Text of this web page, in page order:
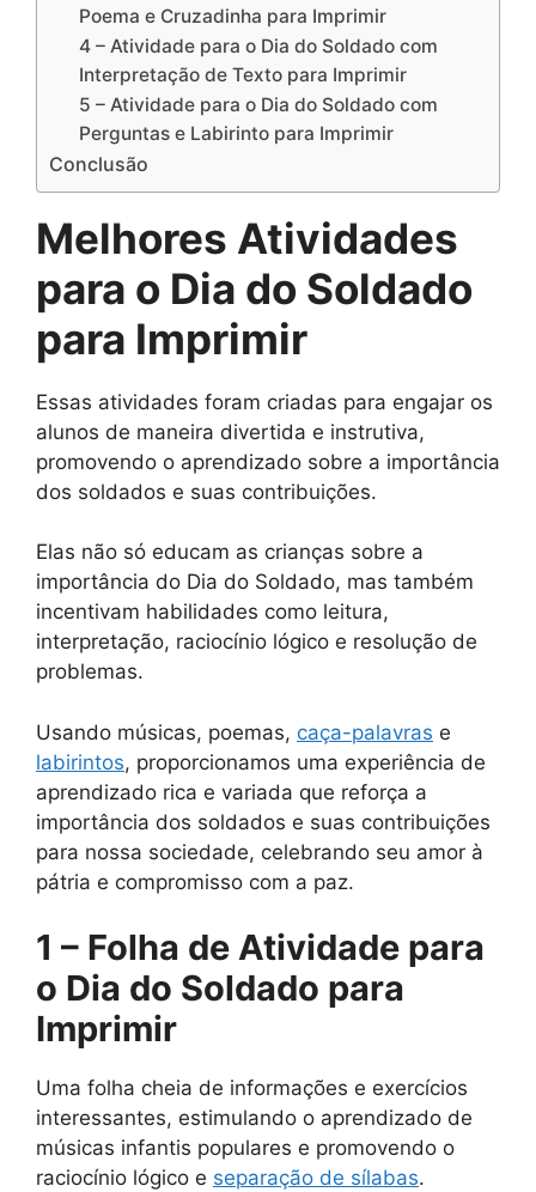
Poema e Cruzadinha para Imprimir
4 – Atividade para o Dia do Soldado com
Interpretação de Texto para Imprimir
5 – Atividade para o Dia do Soldado com
Perguntas e Labirinto para Imprimir
Conclusão
Melhores Atividades
para o Dia do Soldado
para Imprimir
Essas atividades foram criadas para engajar os
alunos de maneira divertida e instrutiva,
promovendo o aprendizado sobre a importância
dos soldados e suas contribuições.
Elas não só educam as crianças sobre a
importância do Dia do Soldado, mas também
incentivam habilidades como leitura,
interpretação, raciocínio lógico e resolução de
problemas.
Usando músicas, poemas, caça-palavras e
labirintos, proporcionamos uma experiência de
aprendizado rica e variada que reforça a
importância dos soldados e suas contribuições
para nossa sociedade, celebrando seu amor à
pátria e compromisso com a paz.
1 – Folha de Atividade para
o Dia do Soldado para
Imprimir
Uma folha cheia de informações e exercícios
interessantes, estimulando o aprendizado de
músicas infantis populares e promovendo o
raciocínio lógico e separação de sílabas.